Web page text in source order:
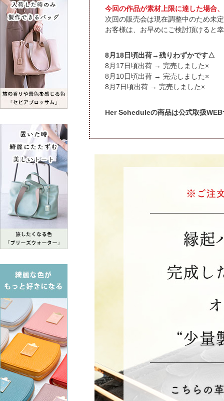
今回の作品が素材上限に達した場合
次回の販売会は現在調整中のため未
お客様は、お早めにご検討頂けると
頃出荷→残りわずかです△
頃出荷 → 完売しました×
頃出荷 → 完売しました×
頃出荷 → 完売しました×
Her Scheduleの商品は公式取扱